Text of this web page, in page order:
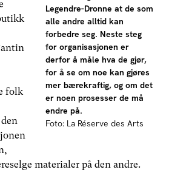
Legendre-Dronne at de som
alle andre alltid kan
forbedre seg. Neste steg
for organisasjonen er
derfor å måle hva de gjør,
for å se om noe kan gjøres
mer bærekraftig, og om det
er noen prosesser de må
endre på.
Foto: La Réserve des Arts
folk
materialer på den andre.